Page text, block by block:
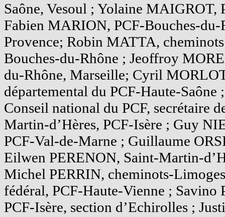
Saône, Vesoul ; Yolaine MAIGROT,
Fabien MARION, PCF-Bouches-
Provence; Robin MATTA,
Bouches-du-Rhône ; Jeoffroy
du-Rhône, Marseille; Cyril
départemental du PCF-Haute-
Conseil national du PCF, secrétaire
Martin-d’Hères, PCF-Isère ; Guy
PCF-Val-de-Marne ; Guillaume
Eilwen PERENON, Saint-Martin-
Michel PERRIN, cheminots-
fédéral, PCF-Haute-Vienne ;
PCF-Isère, section d’Echirolles ;